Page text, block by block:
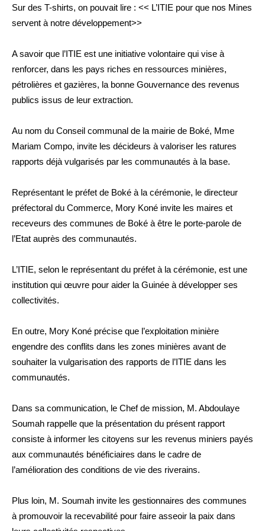
Sur des T-shirts, on pouvait lire : << L’ITIE pour que nos Mines
servent à notre développement>>
A savoir que l’ITIE est une initiative volontaire qui vise à
renforcer, dans les pays riches en ressources minières,
pétrolières et gazières, la bonne Gouvernance des revenus
publics issus de leur extraction.
Au nom du Conseil communal de la mairie de Boké, Mme
Mariam Compo, invite les décideurs à valoriser les ratures
rapports déjà vulgarisés par les communautés à la base.
Représentant le préfet de Boké à la cérémonie, le directeur
préfectoral du Commerce, Mory Koné invite les maires et
receveurs des communes de Boké à être le porte-parole de
l’Etat auprès des communautés.
L’ITIE, selon le représentant du préfet à la cérémonie, est une
institution qui œuvre pour aider la Guinée à développer ses
collectivités.
En outre, Mory Koné précise que l’exploitation minière
engendre des conflits dans les zones minières avant de
souhaiter la vulgarisation des rapports de l’ITIE dans les
communautés.
Dans sa communication, le Chef de mission, M. Abdoulaye
Soumah rappelle que la présentation du présent rapport
consiste à informer les citoyens sur les revenus miniers payés
aux communautés bénéficiaires dans le cadre de
l’amélioration des conditions de vie des riverains.
Plus loin, M. Soumah invite les gestionnaires des communes
à promouvoir la recevabilité pour faire asseoir la paix dans